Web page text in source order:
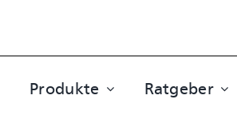
Produkte Ratgeber